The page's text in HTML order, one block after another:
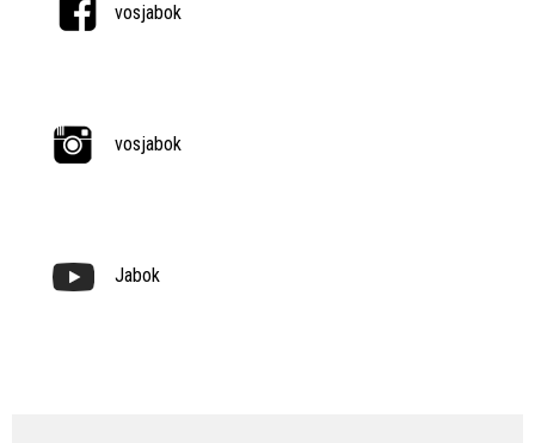
vosjabok
vosjabok
Jabok